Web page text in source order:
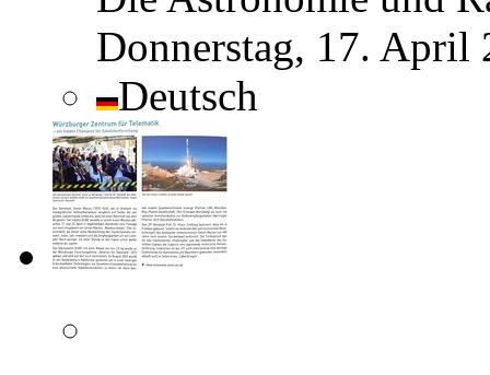
Donnerstag, 17. April
Deutsch